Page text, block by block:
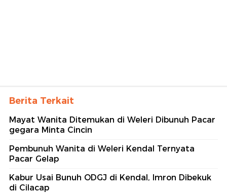
Berita Terkait
Mayat Wanita Ditemukan di Weleri Dibunuh Pacar
gegara Minta Cincin
Pembunuh Wanita di Weleri Kendal Ternyata
Pacar Gelap
Kabur Usai Bunuh ODGJ di Kendal, Imron Dibekuk
di Cilacap